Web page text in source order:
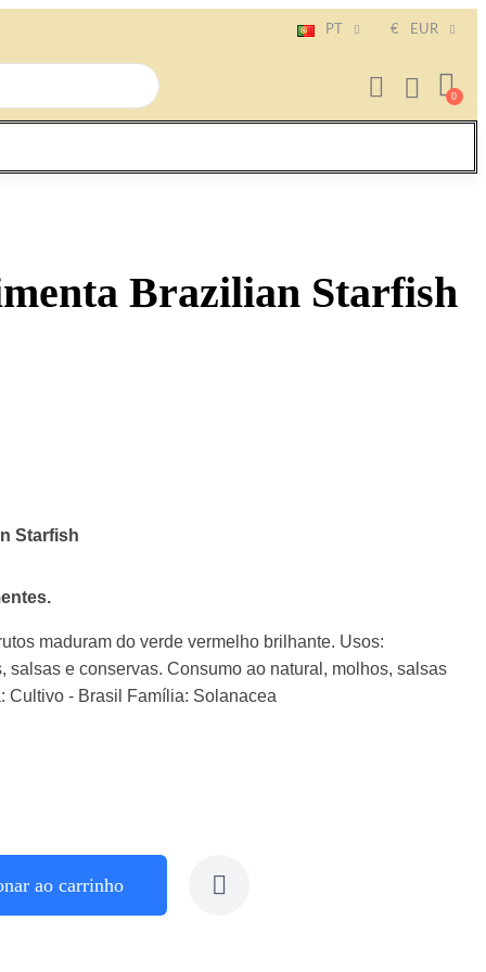
PT € EUR
Brazilian Starfish
Starfish
maduram do verde vermelho brilhante. Usos:
salsas e conservas. Consumo ao natural, molhos, salsas
Cultivo - Brasil Família: Solanacea
ao carrinho